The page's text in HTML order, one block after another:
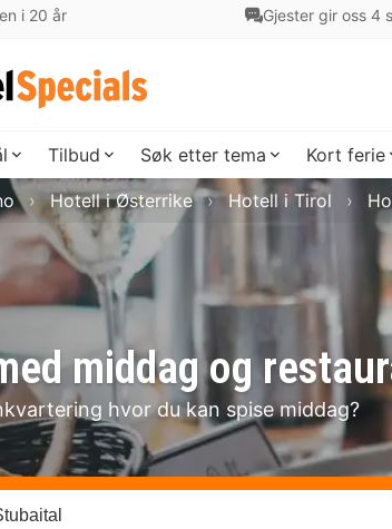
i 20 år Gjester gir oss 4
Tilbud Søk etter tema Kort ferie
middag og
hvor du kan spise middag?
Hotell i Østerrike Hotell i Tirol
eller by